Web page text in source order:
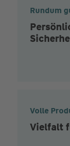
Rundum
Volle
Vielfalt